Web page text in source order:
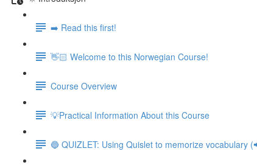
➡️ Read this first!
👋🏻 Welcome to this Norwegian Course!
Course Overview
💡Practical Information About this Course
🔵 QUIZLET: Using Quislet to memorize vocabulary